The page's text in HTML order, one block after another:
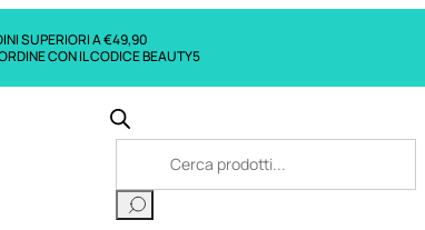
SUPERIORI A €49,90
CON IL CODICE BEAUTY5